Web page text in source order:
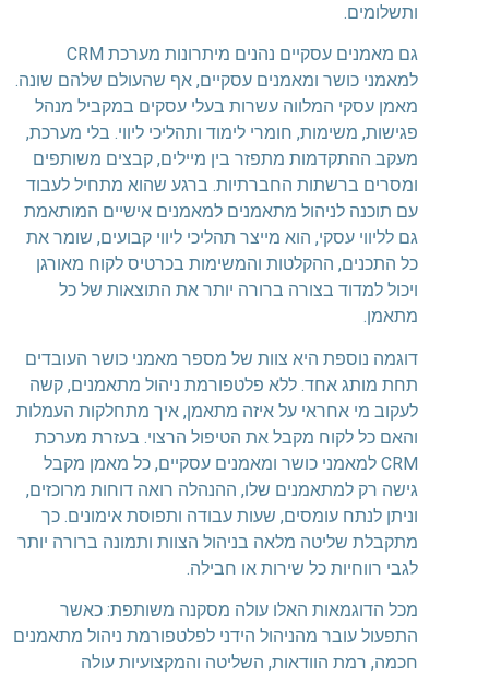
ותשלומים.
גם מאמנים עסקיים נהנים מיתרונות מערכת CRM
למאמני כושר ומאמנים עסקיים, אף שהעולם שלהם שונה.
מאמן עסקי המלווה עשרות בעלי עסקים במקביל מנהל
פגישות, משימות, חומרי לימוד ותהליכי ליווי. בלי מערכת,
מעקב ההתקדמות מתפזר בין מיילים, קבצים משותפים
ומסרים ברשתות החברתיות. ברגע שהוא מתחיל לעבוד
עם תוכנה לניהול מתאמנים למאמנים אישיים המותאמת
גם לליווי עסקי, הוא מייצר תהליכי ליווי קבועים, שומר את
כל התכנים, ההקלטות והמשימות בכרטיס לקוח מאורגן
ויכול למדוד בצורה ברורה יותר את התוצאות של כל
מתאמן.
דוגמה נוספת היא צוות של מספר מאמני כושר העובדים
תחת מותג אחד. ללא פלטפורמת ניהול מתאמנים, קשה
לעקוב מי אחראי על איזה מתאמן, איך מתחלקות העמלות
והאם כל לקוח מקבל את הטיפול הרצוי. בעזרת מערכת
CRM למאמני כושר ומאמנים עסקיים, כל מאמן מקבל
גישה רק למתאמנים שלו, ההנהלה רואה דוחות מרוכזים,
וניתן לנתח עומסים, שעות עבודה ותפוסת אימונים. כך
מתקבלת שליטה מלאה בניהול הצוות ותמונה ברורה יותר
לגבי רווחיות כל שירות או חבילה.
מכל הדוגמאות האלו עולה מסקנה משותפת: כאשר
התפעול עובר מהניהול הידני לפלטפורמת ניהול מתאמנים
חכמה, רמת הוודאות, השליטה והמקצועיות עולה